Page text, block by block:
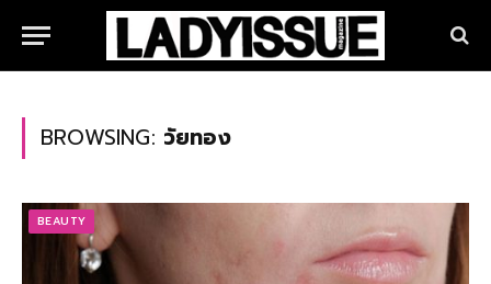
BROWSING: วัยทอง
BEAUTY